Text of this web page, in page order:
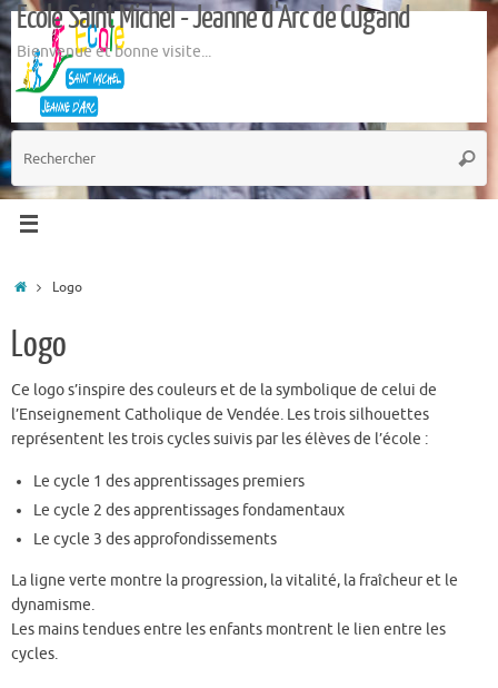
Passer
au
contenu
Ecole Saint Michel - Jeanne d'Arc de Cugand
Bienvenue et bonne visite...
:
Accueil
Logo
Logo
Ce logo s’inspire des couleurs et de la symbolique de celui de
l’Enseignement Catholique de Vendée. Les trois silhouettes
représentent les trois cycles suivis par les élèves de l’école :
Le cycle 1 des apprentissages premiers
Le cycle 2 des apprentissages fondamentaux
Le cycle 3 des approfondissements
La ligne verte montre la progression, la vitalité, la fraîcheur et le
dynamisme.
Les mains tendues entre les enfants montrent le lien entre les
cycles.